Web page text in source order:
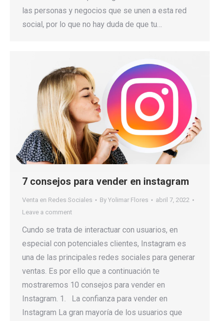
las personas y negocios que se unen a esta red
social, por lo que no hay duda de que tu…
7 consejos para vender en instagram
Venta en Redes Sociales By Yolimar Flores
abril 7, 2022
Leave a comment
Cundo se trata de interactuar con usuarios, en
especial con potenciales clientes, Instagram es
una de las principales redes sociales para generar
ventas. Es por ello que a continuación te
mostraremos 10 consejos para vender en
Instagram. 1. La confianza para vender en
Instagram La gran mayoría de los usuarios que